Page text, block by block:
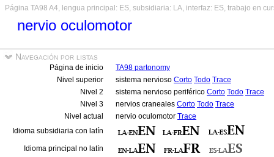
Página TA98 A4, lengua principal: ES, subsidiaria: LA, interfaz: ES, trabajo en
nervio oculomotor
Navegación por listas
Página de inicio
TA98 partonomy
Nivel superior
sistema nervioso Corto Todo Trace
Nivel 2
sistema nervioso periférico Corto Todo Trace
Nivel 3
nervios craneales Corto Todo Trace
Nivel actual
nervio oculomotor Trace
Idioma subsidiaria con latín
Idioma principal no latín